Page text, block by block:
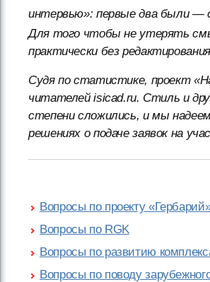
интервью»: первые два были —
Для того чтобы не утерять
практически без
Судя по статистике, проект
читателей isicad.ru. Стиль и
степени сложились, и мы
решениях о подаче заявок на
Вопросы по проекту
Вопросы по RGK
Вопросы по развитию
Вопросы по поводу